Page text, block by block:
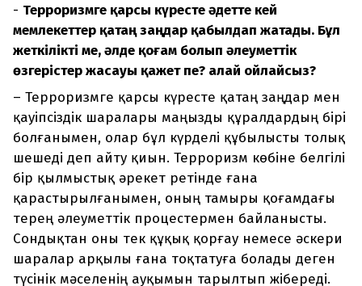
- Терроризмге қарсы күресте әдетте кей
мемлекеттер қатаң заңдар қабылдап жатады. Бұл
жеткілікті ме, әлде қоғам болып әлеуметтік
өзгерістер жасауы қажет пе? Қалай ойлайсыз?
– Терроризмге қарсы күресте қатаң заңдар мен
қауіпсіздік шаралары маңызды құралдардың бірі
болғанымен, олар бұл күрделі құбылысты толық
шешеді деп айту қиын. Терроризм көбіне белгілі
бір қылмыстық әрекет ретінде ғана
қарастырылғанымен, оның тамыры қоғамдағы
терең әлеуметтік процестермен байланысты.
Сондықтан оны тек құқық қорғау немесе әскери
шаралар арқылы ғана тоқтатуға болады деген
түсінік мәселенің ауқымын тарылтып жібереді.